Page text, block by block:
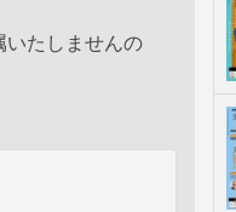
いたしませんの